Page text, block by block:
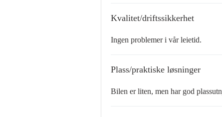
Kvalitet/driftssikkerhet
Ingen problemer i vår leietid.
Plass/praktiske løsninger
Bilen er liten, men har god